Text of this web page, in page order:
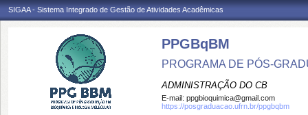
SIGAA - Sistema Integrado de Gestão de Atividades Acadêmicas
PPGBqBM
PROGRAMA DE PÓS-
ADMINISTRAÇÃO DO CB
E-mail: ppgbioquimica@gmail.com
https://posgraduacao.ufrn.br/ppgbqbm